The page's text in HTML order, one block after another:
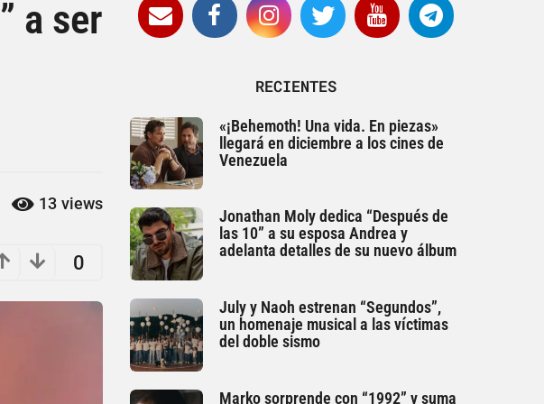
a ser
13 views
0
RECIENTES
«¡Behemoth! Una vida. En piezas»
llegará en diciembre a los cines de
Venezuela
Jonathan Moly dedica “Después de
las 10” a su esposa Andrea y
adelanta detalles de su nuevo álbum
July y Naoh estrenan “Segundos”,
un homenaje musical a las víctimas
del doble sismo
Marko sorprende con “1992” y suma